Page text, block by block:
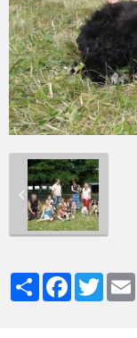
PartagerFacebook
Twitter